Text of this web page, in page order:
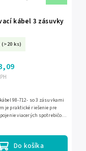
kábel 3 zásuvky
(>20 ks)
Do košíka
98-712- so 3 zásuvkami
je praktické riešenie pre
viacerých spotrebičov